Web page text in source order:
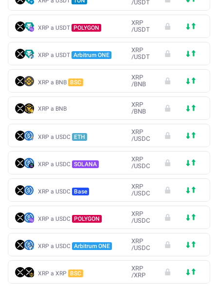
/USDT
XRP a USDT POLYGON
XRP
/USDT
XRP a USDT Arbitrum ONE
XRP
/USDT
XRP a BNB BSC
XRP
/BNB
XRP a BNB
XRP
/BNB
XRP a USDC ETH
XRP
/USDC
XRP a USDC SOLANA
XRP
/USDC
XRP a USDC Base
XRP
/USDC
XRP a USDC POLYGON
XRP
/USDC
XRP a USDC Arbitrum ONE
XRP
/USDC
XRP a XRP BSC
XRP
/XRP